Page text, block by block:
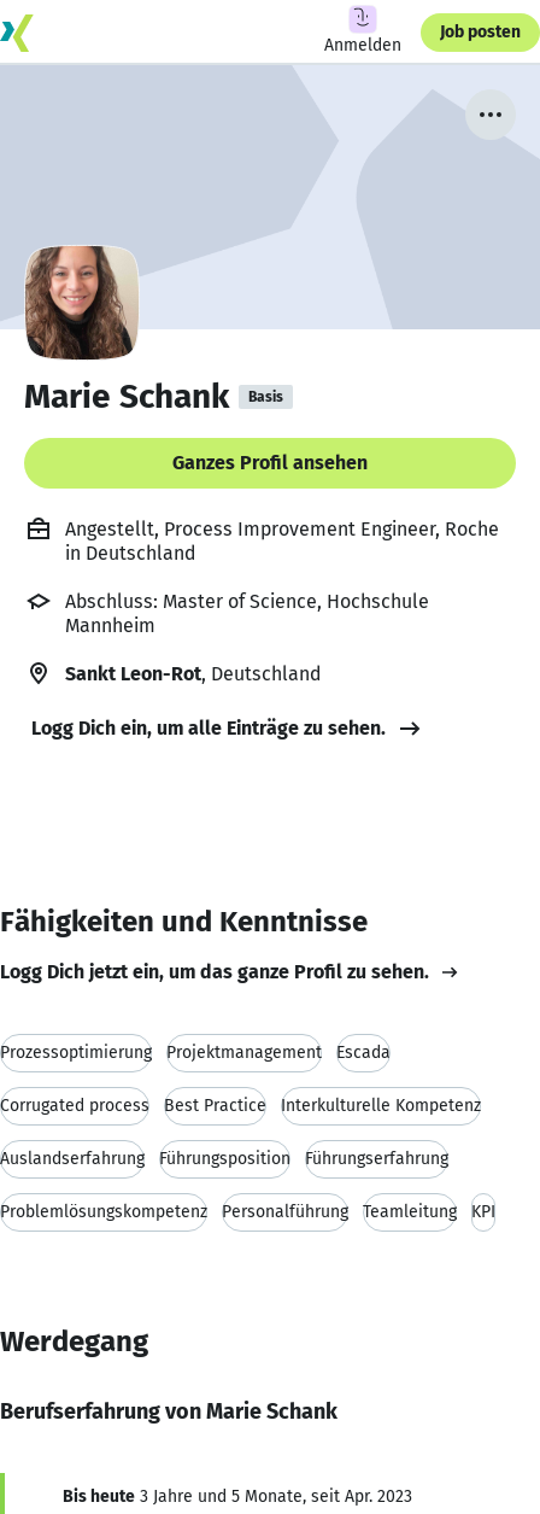
Anmelden
Job posten
Marie Schank Basis
Ganzes Profil ansehen
Angestellt, Process Improvement Engineer, Roche
in Deutschland
Abschluss: Master of Science, Hochschule
Mannheim
Sankt Leon-Rot, Deutschland
Logg Dich ein, um alle Einträge zu sehen.
Fähigkeiten und Kenntnisse
Logg Dich jetzt ein, um das ganze Profil zu sehen.
Prozessoptimierung Projektmanagement Escada
Corrugated process Best Practice Interkulturelle Kompetenz
Auslandserfahrung Führungsposition Führungserfahrung
Problemlösungskompetenz Personalführung Teamleitung KPI
Werdegang
Berufserfahrung von Marie Schank
Bis heute 3 Jahre und 5 Monate, seit Apr. 2023